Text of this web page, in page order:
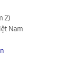
2)
Nam